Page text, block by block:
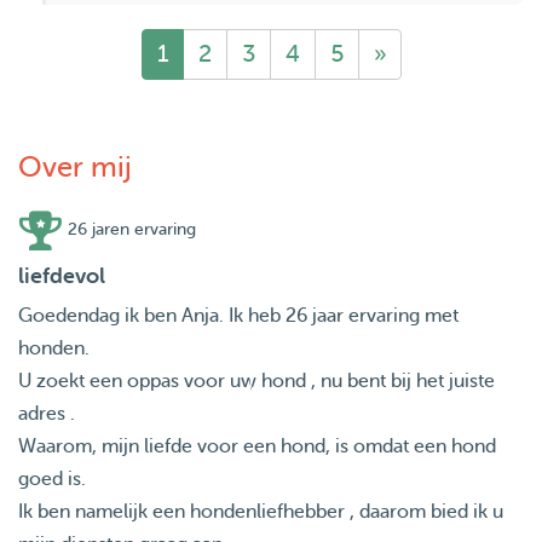
1 2 3 4 5 »
Over mij
26 jaren ervaring
liefdevol
Goedendag ik ben Anja. Ik heb 26 jaar ervaring met
honden.
U zoekt een oppas voor uw hond , nu bent bij het juiste
adres .
Waarom, mijn liefde voor een hond, is omdat een hond
goed is.
Ik ben namelijk een hondenliefhebber , daarom bied ik u